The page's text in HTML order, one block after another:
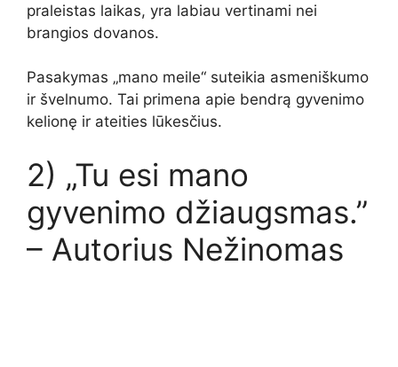
praleistas laikas, yra labiau vertinami nei
brangios dovanos.
Pasakymas „mano meile“ suteikia asmeniškumo
ir švelnumo. Tai primena apie bendrą gyvenimo
kelionę ir ateities lūkesčius.
2) „Tu esi mano
gyvenimo džiaugsmas.”
– Autorius Nežinomas